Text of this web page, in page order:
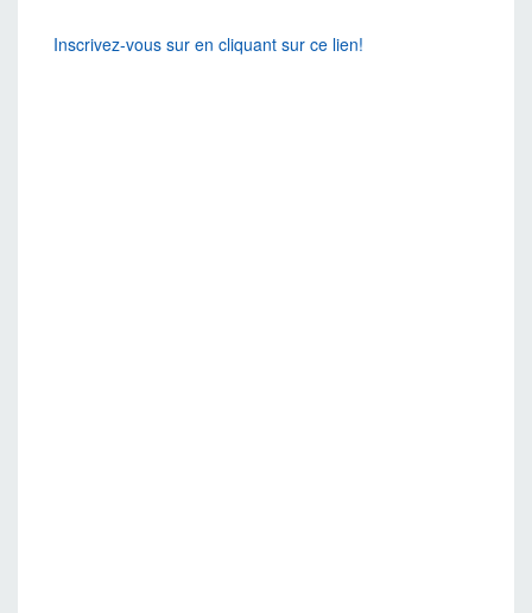
Inscrivez-vous sur en cliquant sur ce lien!